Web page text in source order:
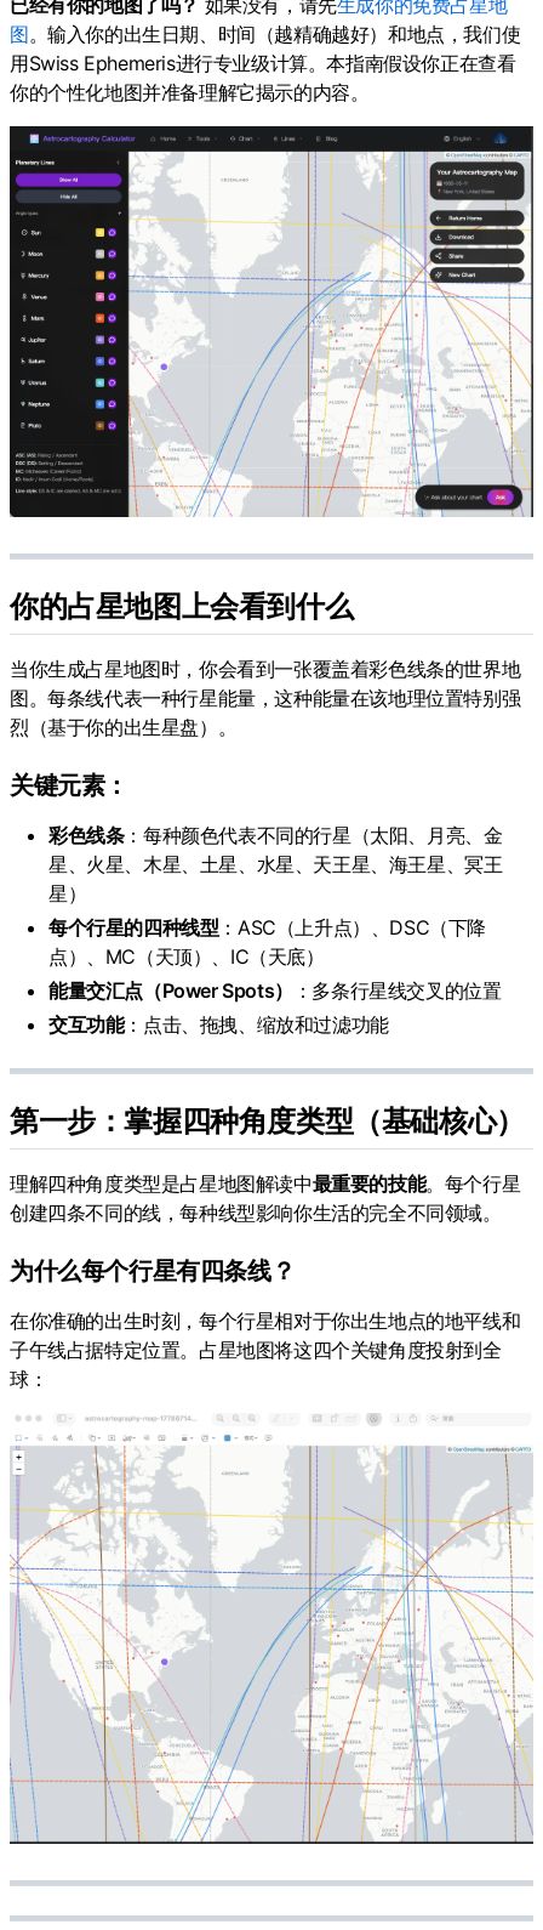
图。输入你的出生日期、时间（越精确越好）和地点，我们使
用Swiss Ephemeris进行专业级计算。本指南假设你正在查看
你的个性化地图并准备理解它揭示的内容。
你的占星地图上会看到什么
当你生成占星地图时，你会看到一张覆盖着彩色线条的世界地
图。每条线代表一种行星能量，这种能量在该地理位置特别强
烈（基于你的出生星盘）。
关键元素：
彩色线条：每种颜色代表不同的行星（太阳、月亮、金
星、火星、木星、土星、水星、天王星、海王星、冥王
星）
每个行星的四种线型 ：ASC（上升点）、DSC（下降
点）、MC（天顶）、IC（天底）
能量交汇点（Power Spots）
：多条行星线交叉的位置
交互功能：点击、拖拽、缩放和过滤功能
第一步：掌握四种角度类型（基础核心）
理解四种角度类型是占星地图解读中最重要的技能。每个行星
创建四条不同的线，每种线型影响你生活的完全不同领域。
为什么每个行星有四条线？
在你准确的出生时刻，每个行星相对于你出生地点的地平线和
子午线占据特定位置。占星地图将这四个关键角度投射到全
球：